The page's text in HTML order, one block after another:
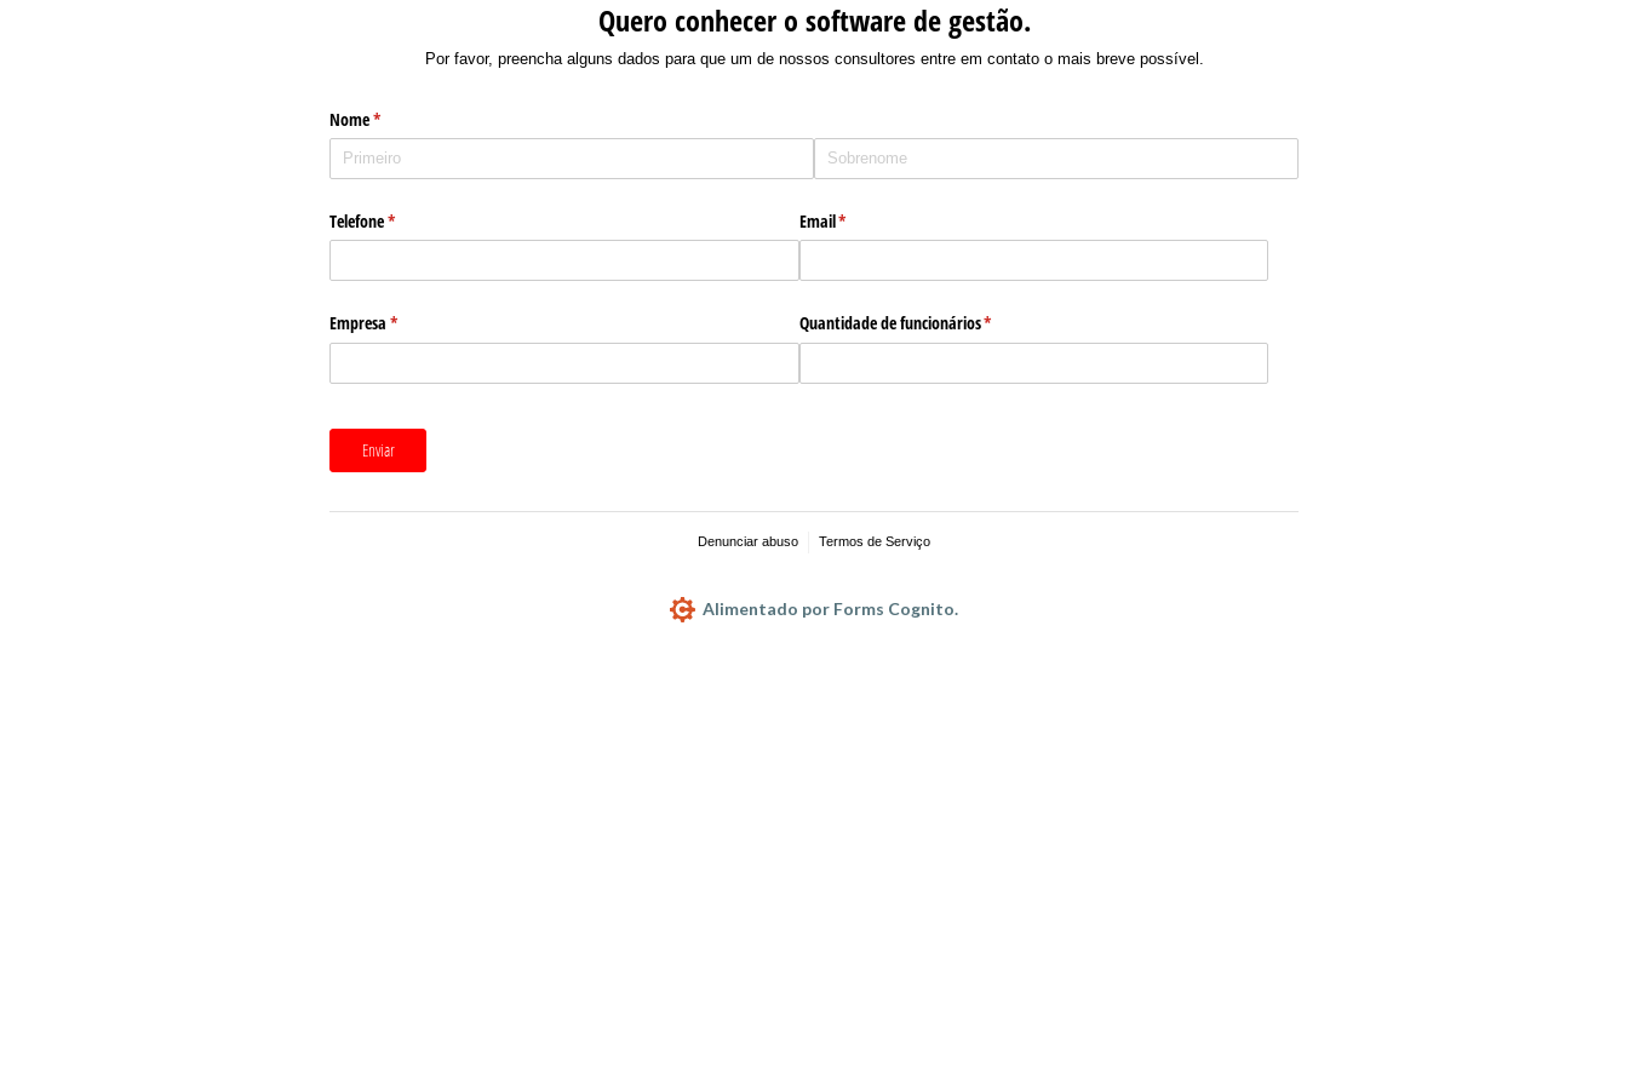
Quero conhecer o software de gestão.
Por favor, preencha alguns dados para que um de nossos consultores entre em contato o mais breve possível.
Nome*
(obrigatório)
Telefone*
(obrigatório) Email*
(obrigatório)
Empresa *
(obrigatório) Quantidade de funcionários*
(obrigatório)
Enviar
Denunciar abuso Termos de Serviço
Alimentado por Forms Cognito.